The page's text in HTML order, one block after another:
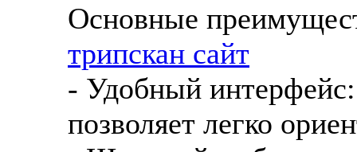
Основные
трипскан сайт
- Удобный
позволяет легко